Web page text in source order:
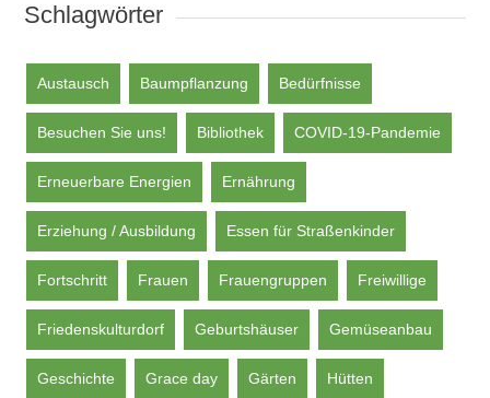
Schlagwörter
Austausch Baumpflanzung Bedürfnisse
Besuchen Sie uns! Bibliothek COVID-19-Pandemie
Erneuerbare Energien Ernährung
Erziehung / Ausbildung Essen für Straßenkinder
Fortschritt Frauen Frauengruppen Freiwillige
Friedenskulturdorf Geburtshäuser Gemüseanbau
Geschichte Grace day Gärten Hütten